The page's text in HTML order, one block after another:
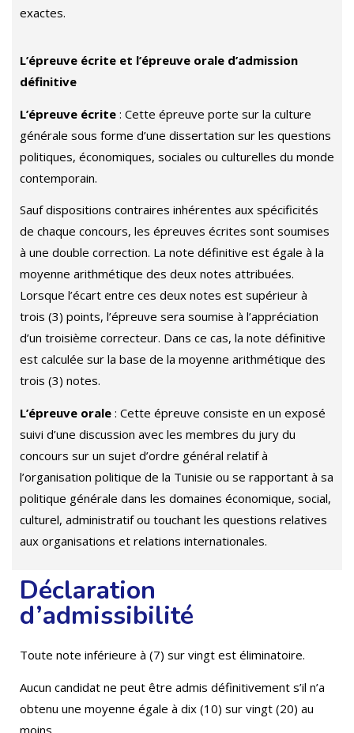
exactes.
L’épreuve écrite et l’épreuve orale d’admission
définitive
L’épreuve écrite : Cette épreuve porte sur la culture
générale sous forme d’une dissertation sur les questions
politiques, économiques, sociales ou culturelles du monde
contemporain.
Sauf dispositions contraires inhérentes aux spécificités
de chaque concours, les épreuves écrites sont soumises
à une double correction. La note définitive est égale à la
moyenne arithmétique des deux notes attribuées.
Lorsque l’écart entre ces deux notes est supérieur à
trois (3) points, l’épreuve sera soumise à l’appréciation
d’un troisième correcteur. Dans ce cas, la note définitive
est calculée sur la base de la moyenne arithmétique des
trois (3) notes.
L’épreuve orale : Cette épreuve consiste en un exposé
suivi d’une discussion avec les membres du jury du
concours sur un sujet d’ordre général relatif à
l’organisation politique de la Tunisie ou se rapportant à sa
politique générale dans les domaines économique, social,
culturel, administratif ou touchant les questions relatives
aux organisations et relations internationales.
Déclaration
d’admissibilité
Toute note inférieure à (7) sur vingt est éliminatoire.
Aucun candidat ne peut être admis définitivement s’il n’a
obtenu une moyenne égale à dix (10) sur vingt (20) au
moins.